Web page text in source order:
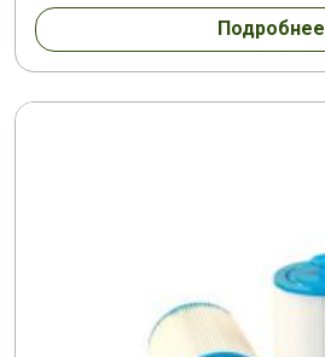
Подробнее